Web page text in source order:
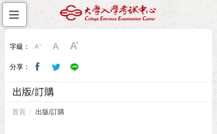
字級：
分享：
出版/訂購
首頁 出版/訂購